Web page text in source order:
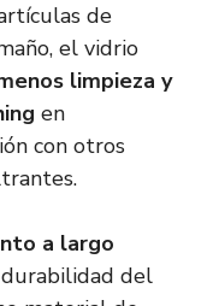
de
el vidrio
limpieza y
en
con otros
a largo
del